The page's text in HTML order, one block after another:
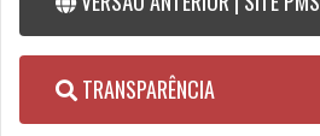
TRANSPARÊNCIA